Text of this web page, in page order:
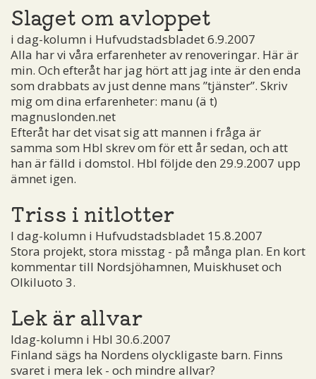
Slaget om avloppet
i dag-kolumn i Hufvudstadsbladet 6.9.2007
Alla har vi våra erfarenheter av renoveringar. Här är
min. Och efteråt har jag hört att jag inte är den enda
som drabbats av just denne mans ”tjänster”. Skriv
mig om dina erfarenheter: manu (ä t)
magnuslonden.net
Efteråt har det visat sig att mannen i fråga är
samma som Hbl skrev om för ett år sedan, och att
han är fälld i domstol. Hbl följde den 29.9.2007 upp
ämnet igen.
Triss i nitlotter
I dag-kolumn i Hufvudstadsbladet 15.8.2007
Stora projekt, stora misstag - på många plan. En kort
kommentar till Nordsjöhamnen, Muiskhuset och
Olkiluoto 3.
Lek är allvar
Idag-kolumn i Hbl 30.6.2007
Finland sägs ha Nordens olyckligaste barn. Finns
svaret i mera lek - och mindre allvar?